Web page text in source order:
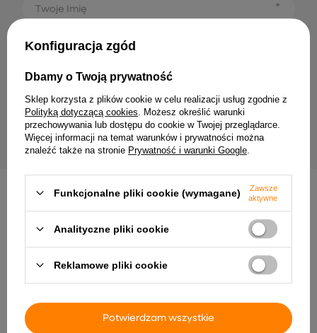
Twoje Imię
Twój email
osobowych (adres e-mail) na potrzeby wysyłki
newslettera z informacją handlową (marketing). Więcej
wpolityce prywatności.
ZAPISZ SIĘ
Dostawa ZamówienieZwroty Pomoc
Konfiguracja zgód
Dbamy o Twoją prywatność
Sklep korzysta z plików cookie w celu realizacji usług zgodnie z
Polityką dotyczącą cookies . Możesz określić warunki
przechowywania lub dostępu do cookie w Twojej przeglądarce.
Więcej informacji na temat warunków i prywatności można
znaleźć także na stronie Prywatność i warunki Google
Funkcjonalne pliki cookie (wymagane)
Zawsze
aktywne
Analityczne pliki cookie
Reklamowe pliki cookie
Potwierdzam wszystkie